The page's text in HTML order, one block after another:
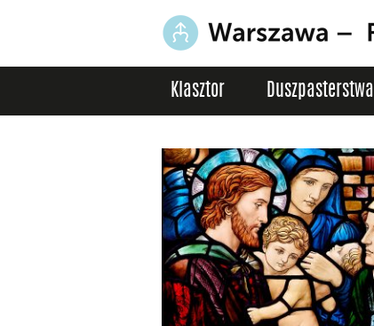
Klasztor Duszpasterstwa